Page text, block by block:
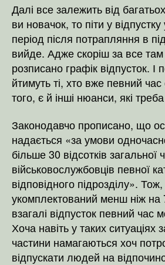
Далі все залежить від
ви новачок, то піти у
період після потрапляння в
вийде. Адже скоріш за все
розписано графік відпусток. І
йтимуть ті, хто вже певний
того, є й інші нюанси, які
Законодавчо прописано, що
надається «за умови
більше 30 відсотків загальної
військовослужбовців певної
відповідного підрозділу».
укомплектований менш ніж на
взагалі відпусток певний час
Хоча навіть у таких ситуаціях
частини намагаються хоч
відпускати людей на